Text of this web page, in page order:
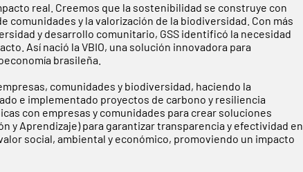
real. Creemos que la sostenibilidad se construye con
y la valorización de la biodiversidad. Con más
y desarrollo comunitario, GSS identificó la necesidad
Así nació la VBIO, una solución innovadora para
brasileña.
comunidades y biodiversidad, haciendo la
e implementado proyectos de carbono y resiliencia
con empresas y comunidades para crear soluciones
y Aprendizaje) para garantizar transparencia y efectividad en
social, ambiental y económico, promoviendo un impacto